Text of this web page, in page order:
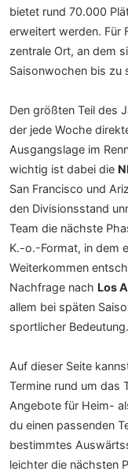
bietet rund 70.000
erweitert werden. Für
zentrale Ort, an dem
Saisonwochen bis zu
Den größten Teil des
der jede Woche
Ausgangslage im
wichtig ist dabei die
San Francisco und
den Divisionsstand
Team die nächste
K.-o.-Format, in dem
Weiterkommen
Nachfrage nach Los
allem bei späten
sportlicher Bedeutung.
Auf dieser Seite
Termine rund um das
Angebote für Heim-
du einen passenden
bestimmtes
leichter die nächsten